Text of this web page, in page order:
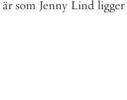
är som Jenny Lind ligger